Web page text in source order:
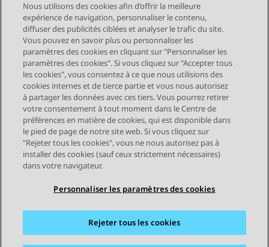
Send Feedback
Navigation par sujet
Sujet précédent Sujet suivant
STAY CONNECTED
Conditions d'utilisation
Nous utilisons des cookies afin d’offrir la meilleure
expérience de navigation, personnaliser le contenu,
diffuser des publicités ciblées et analyser le trafic du site.
Vous pouvez en savoir plus ou personnaliser les
paramètres des cookies en cliquant sur "Personnaliser les
paramètres des cookies". Si vous cliquez sur "Accepter tous
les cookies", vous consentez à ce que nous utilisions des
cookies internes et de tierce partie et vous nous autorisez
à partager les données avec ces tiers. Vous pourrez retirer
votre consentement à tout moment dans le Centre de
préférences en matière de cookies, qui est disponible dans
le pied de page de notre site web. Si vous cliquez sur
"Rejeter tous les cookies", vous ne nous autorisez pas à
installer des cookies (sauf ceux strictement nécessaires)
dans votre navigateur.
Personnaliser les paramètres des cookies
Rejeter tous les cookies